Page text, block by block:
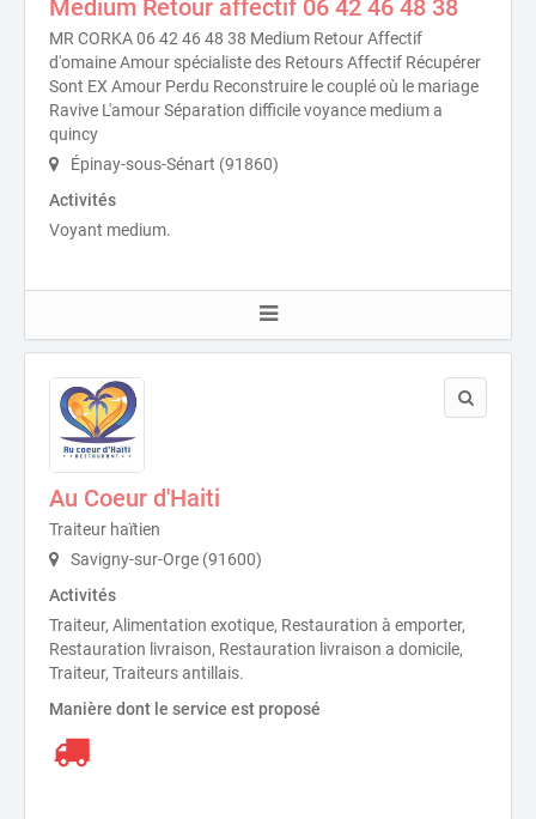
Medium Retour affectif 06 42 46 48 38
MR CORKA 06 42 46 48 38 Medium Retour Affectif
d'omaine Amour spécialiste des Retours Affectif Récupérer
Sont EX Amour Perdu Reconstruire le couplé où le mariage
Ravive L'amour Séparation difficile voyance medium a
quincy
Épinay-sous-Sénart (91860)
Activités
Voyant medium.
Au Coeur d'Haiti
Traiteur haïtien
Savigny-sur-Orge (91600)
Activités
Traiteur, Alimentation exotique, Restauration à emporter,
Restauration livraison, Restauration livraison a domicile,
Traiteur, Traiteurs antillais.
Manière dont le service est proposé